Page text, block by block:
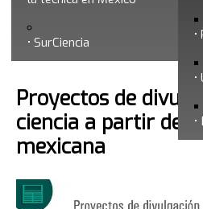
SurCiencia
Búsqueda
Proyectos de
ciencia a partir de
mexicana